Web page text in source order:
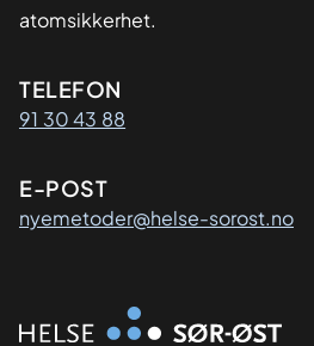
atomsikkerhet.
Kontaktinformasjon
TELEFON
91 30 43 88
E-POST
nyemetoder@helse-sorost.no
Organisasjon